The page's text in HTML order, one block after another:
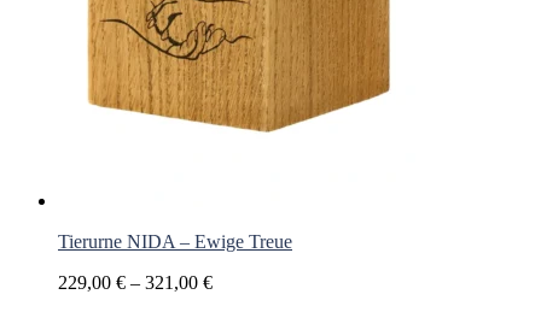
Tierurne NIDA – Ewige Treue
229,00 € – 321,00 €Preisspanne: